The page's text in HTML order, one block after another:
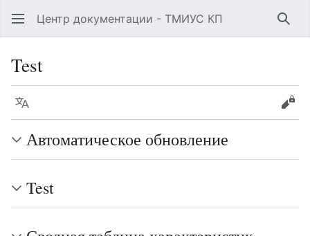
Центр документации - ТМИУС КП
Test
Language
Автоматическое обновление
Test